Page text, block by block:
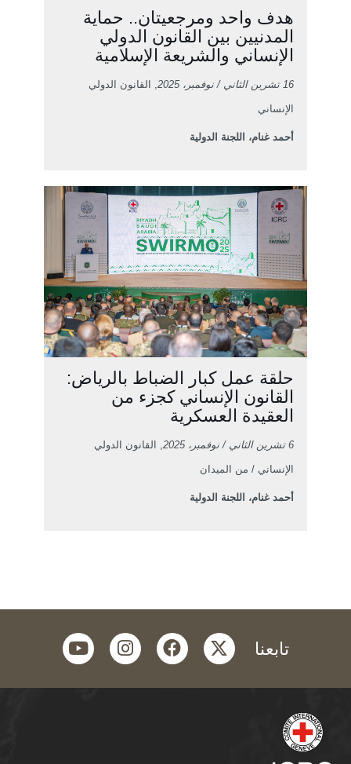
هدف واحد ومرجعيتان.. حماية
المدنيين بين القانون الدولي
الإنساني والشريعة الإسلامية
16 تشرين الثاني / نوفمبر، 2025 , القانون الدولي
الإنساني
أحمد غنام، اللجنة الدولية
حلقة عمل كبار الضباط بالرياض:
القانون الإنساني كجزء من
العقيدة العسكرية
6 تشرين الثاني / نوفمبر، 2025 , القانون الدولي
الإنساني / من الميدان
أحمد غنام، اللجنة الدولية
تابعنا twitter
facebook
instagram
youtube